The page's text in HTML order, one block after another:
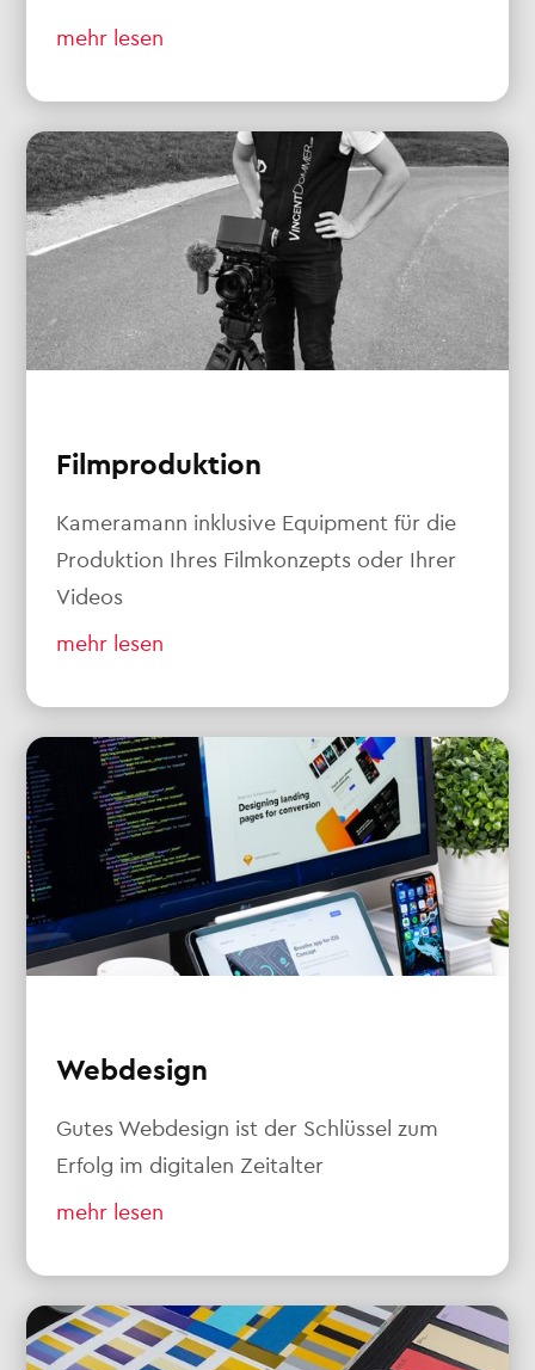
mehr lesen
Filmproduktion
Kameramann inklusive Equipment für die
Produktion Ihres Filmkonzepts oder Ihrer
Videos
mehr lesen
Webdesign
Gutes Webdesign ist der Schlüssel zum
Erfolg im digitalen Zeitalter
mehr lesen